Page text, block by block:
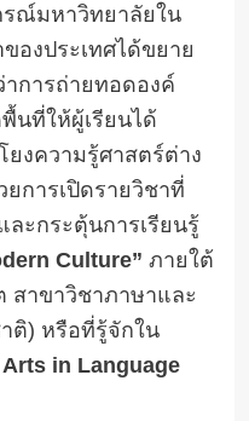
รณ์มหาวิทยาลัยใน
องประเทศได้ขยาย
าการถ่ายทอดองค์
นที่ให้ผู้เรียนได้
ยงความรู้ศาสตร์ต่าง
การเปิดรายวิชาที่
ะกระตุ้นการเรียนรู้
Culture” ภายใต้
าขาวิชาภาษาและ
ติ) หรือที่รู้จักใน
in Language